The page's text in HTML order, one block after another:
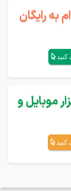
به رایگان
کنید
موبایل و
کنید